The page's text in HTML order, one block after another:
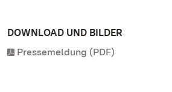
DOWNLOAD UND BILDER
Pressemeldung (PDF)